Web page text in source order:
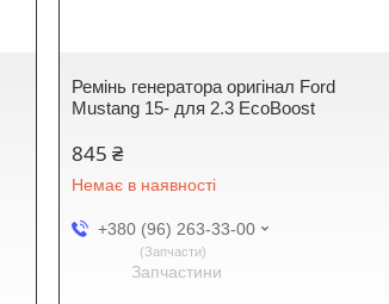
Ремінь генератора оригінал Ford
Mustang 15- для 2.3 EcoBoost
845 ₴
Немає в наявності
+380 (96) 263-33-00
Запчасти
Запчастини